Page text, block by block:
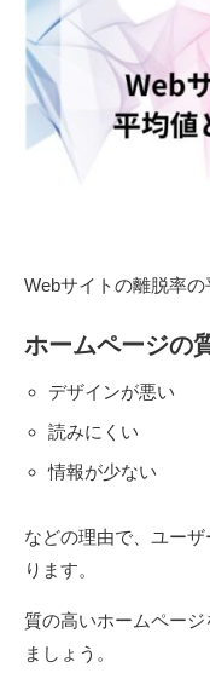
Webサイトの離脱率
ホームページの
デザインが悪い
読みにくい
情報が少ない
などの理由で、ユー
ります。
質の高いホームペー
ましょう。